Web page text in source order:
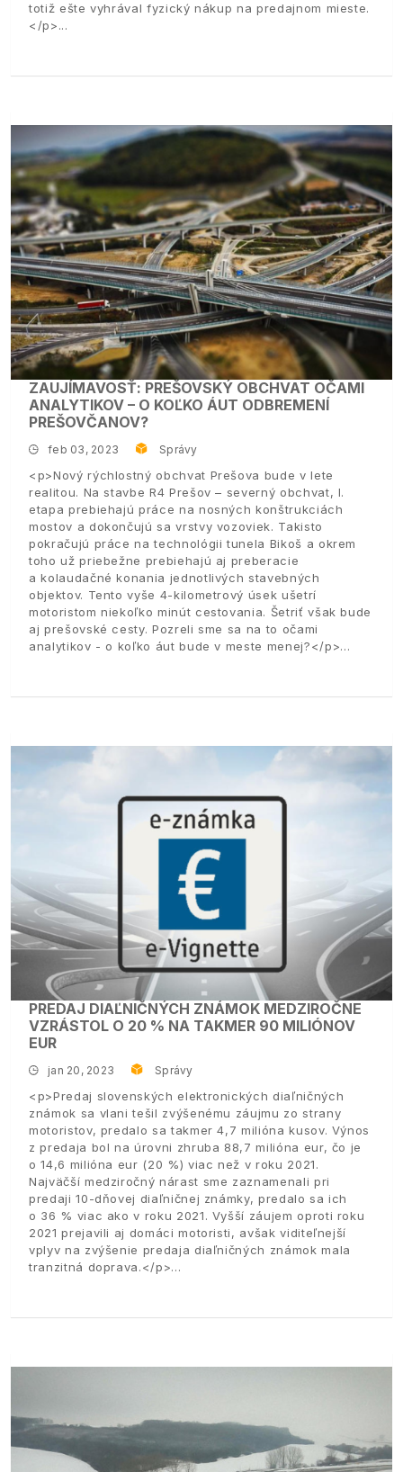
totiž ešte vyhrával fyzický nákup na predajnom mieste.
</p>
ZAUJÍMAVOSŤ: PREŠOVSKÝ OBCHVAT OČAMI
ANALYTIKOV – O KOĽKO ÁUT ODBREMENÍ
PREŠOVČANOV?
feb 03, 2023 Správy
<p>Nový rýchlostný obchvat Prešova bude v lete
realitou. Na stavbe R4 Prešov – severný obchvat, I.
etapa prebiehajú práce na nosných konštrukciách
mostov a dokončujú sa vrstvy vozoviek. Takisto
pokračujú práce na technológii tunela Bikoš a okrem
toho už priebežne prebiehajú aj preberacie
a kolaudačné konania jednotlivých stavebných
objektov. Tento vyše 4-kilometrový úsek ušetrí
motoristom niekoľko minút cestovania. Šetriť však bude
aj prešovské cesty. Pozreli sme sa na to očami
analytikov - o koľko áut bude v meste menej?</p>
PREDAJ DIAĽNIČNÝCH ZNÁMOK MEDZIROČNE
VZRÁSTOL O 20 % NA TAKMER 90 MILIÓNOV
EUR
jan 20, 2023 Správy
<p>Predaj slovenských elektronických diaľničných
známok sa vlani tešil zvýšenému záujmu zo strany
motoristov, predalo sa takmer 4,7 milióna kusov. Výnos
z predaja bol na úrovni zhruba 88,7 milióna eur, čo je
o 14,6 milióna eur (20 %) viac než v roku 2021.
Najväčší medziročný nárast sme zaznamenali pri
predaji 10-dňovej diaľničnej známky, predalo sa ich
o 36 % viac ako v roku 2021. Vyšší záujem oproti roku
2021 prejavili aj domáci motoristi, avšak viditeľnejší
vplyv na zvýšenie predaja diaľničných známok mala
tranzitná doprava.</p>